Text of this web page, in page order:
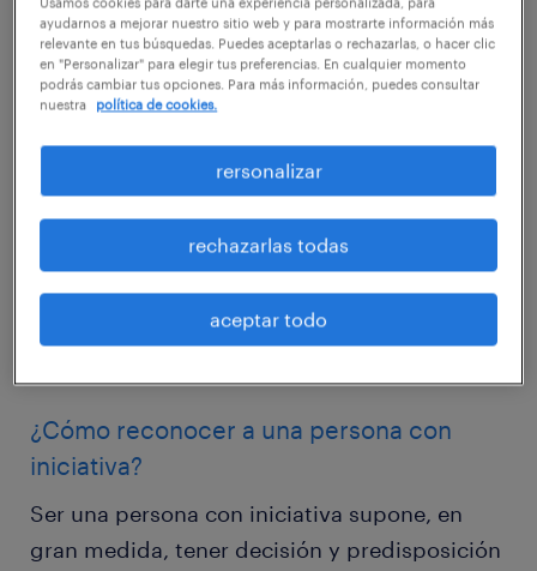
creatividad, proactividad, positividad o don
de gentes -especialmente en trabajos de cara
al público- se traduce, a menudo, en mayores
oportunidades de trabajo y de desarrollo de
carrera. Por esta razón, es importante que
muestres siempre la mejor versión de ti
mismo y expongas todo tu potencial. Eso sí,
huye de mentiras y engaños que no te
¿Cómo reconocer a una persona con
iniciativa?
Ser una persona con iniciativa supone, en
gran medida, tener decisión y predisposición
ayudarnos a mejorar nuestro sitio web y para mostrarte información más
relevante en tus búsquedas. Puedes aceptarlas o rechazarlas, o hacer clic
en "Personalizar" para elegir tus preferencias. En cualquier momento
podrás cambiar tus opciones. Para más información, puedes consultar
nuestra
política de cookies.
rersonalizar
rechazarlas todas
aceptar todo